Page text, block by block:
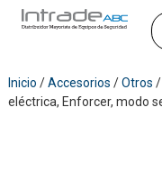
Inicio /Accesorios /Otros /
eléctrica, Enforcer, modo